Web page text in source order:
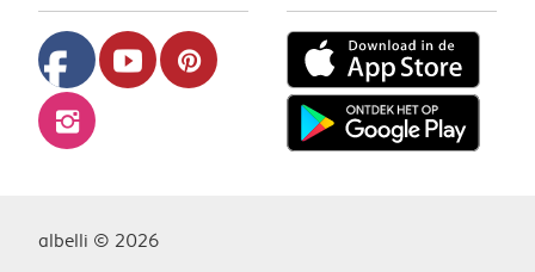
facebook youtube pinterest
instagram
albelli © 2026